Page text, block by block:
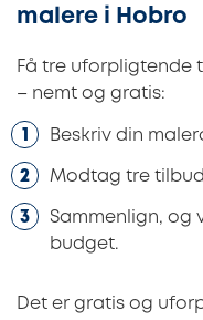
malere i Hobro
Få tre uforpligtende
– nemt og gratis:
Beskriv din
Modtag tre
Sammenlign,
budget.
Det er gratis og